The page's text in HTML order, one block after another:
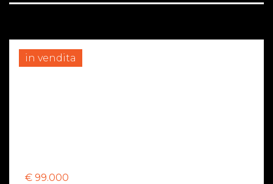
in vendita
€ 99.000